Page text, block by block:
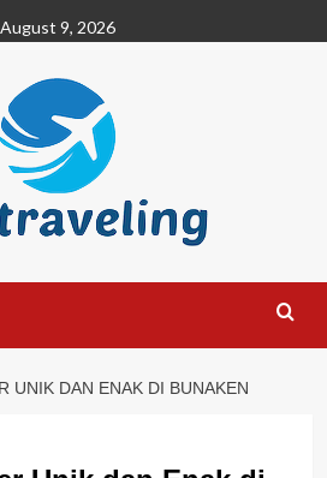
August 9, 2026
UNIK DAN ENAK DI BUNAKEN